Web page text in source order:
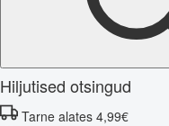
Hiljutised otsingud
Tarne alates 4,99€